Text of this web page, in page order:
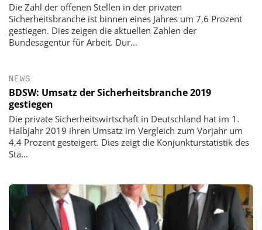
Die Zahl der offenen Stellen in der privaten
Sicherheitsbranche ist binnen eines Jahres um 7,6 Prozent
gestiegen. Dies zeigen die aktuellen Zahlen der
Bundesagentur für Arbeit. Dur...
NEWS
BDSW: Umsatz der Sicherheitsbranche 2019
gestiegen
Die private Sicherheitswirtschaft in Deutschland hat im 1.
Halbjahr 2019 ihren Umsatz im Vergleich zum Vorjahr um
4,4 Prozent gesteigert. Dies zeigt die Konjunkturstatistik des
Sta...